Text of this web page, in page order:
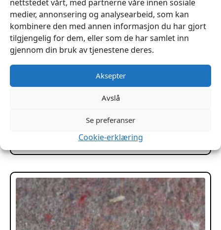
nettstedet vårt, med partnerne våre innen sosiale
medier, annonsering og analysearbeid, som kan
kombinere den med annen informasjon du har gjort
tilgjengelig for dem, eller som de har samlet inn
gjennom din bruk av tjenestene deres.
Aksepter
Avslå
Se preferanser
Cookie-erklæring
Labyrinth 200x120x3cm pr hel plate
Legg I Handlekurv